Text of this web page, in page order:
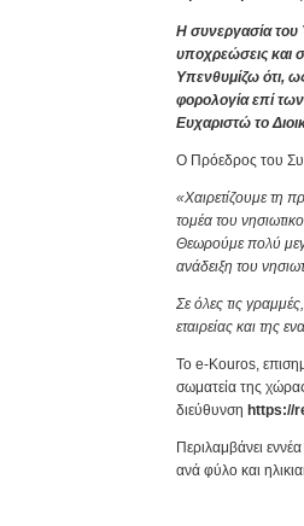
Η συνεργασία του
υποχρεώσεις και
Υπενθυμίζω ότι,
φορολογία επί
Ευχαριστώ το
Ο Πρόεδρος του
«Χαιρετίζουμε τη
τομέα του
Θεωρούμε πολύ
ανάδειξη του
Σε όλες τις
εταιρείας και της
Το e-Kouros,
σωματεία της
διεύθυνση https://
Περιλαμβάνει
ανά φύλο και